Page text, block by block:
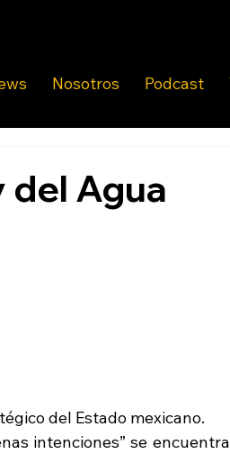
Nosotros Podcast
del Agua
del Estado mexicano.
intenciones” se